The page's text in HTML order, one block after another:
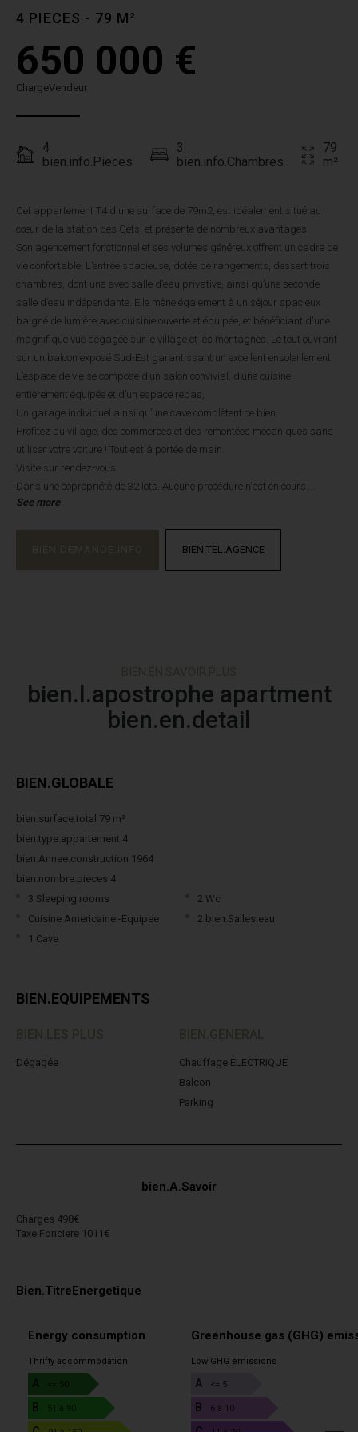
4 PIECES - 79 M²
650 000 €
ChargeVendeur
4
bien.info.Pieces
3
bien.info.Chambres
79
m²
Cet appartement T4 d'une surface de 79m2, est idéalement situé au
cœur de la station des Gets, et présente de nombreux avantages.
Son agencement fonctionnel et ses volumes généreux offrent un cadre de
vie confortable. L’entrée spacieuse, dotée de rangements, dessert trois
chambres, dont une avec salle d’eau privative, ainsi qu’une seconde
salle d’eau indépendante. Elle mène également à un séjour spacieux
baigné de lumière avec cuisinie ouverte et équipée, et bénéficiant d'une
magnifique vue dégagée sur le village et les montagnes. Le tout ouvrant
sur un balcon exposé Sud-Est garantissant un excellent ensoleillement.
L’espace de vie se compose d’un salon convivial, d’une cuisine
entièrement équipée et d’un espace repas,
Un garage individuel ainsi qu’une cave complètent ce bien.
Profitez du village, des commerces et des remontées mécaniques sans
utiliser votre voiture ! Tout est à portée de main.
Visite sur rendez-vous.
Dans une copropriété de 32 lots. Aucune procédure n'est en cours.
Les informations sur les risques auxquels ce bien est exposé sont
See more
BIEN.TEL.AGENCE
bien.l.apostrophe apartment
bien.en.detail
BIEN.GLOBALE
bien.surface.total 79 m²
bien.type.appartement 4
bien.Annee.construction 1964
bien.nombre.pieces 4
3 Sleeping rooms
2 Wc
Cuisine Americaine -Equipee
2 bien.Salles.eau
1 Cave
BIEN.EQUIPEMENTS
Dégagée
Chauffage ELECTRIQUE
Balcon
Parking
bien.A.Savoir
Charges 498€
Taxe.Fonciere 1011€
Bien.TitreEnergetique
Energy consumption
Thrifty accommodation
A <= 50
B 51 à 90
Greenhouse gas (GHG)
Low GHG emissions
A <= 5
B 6 à 10